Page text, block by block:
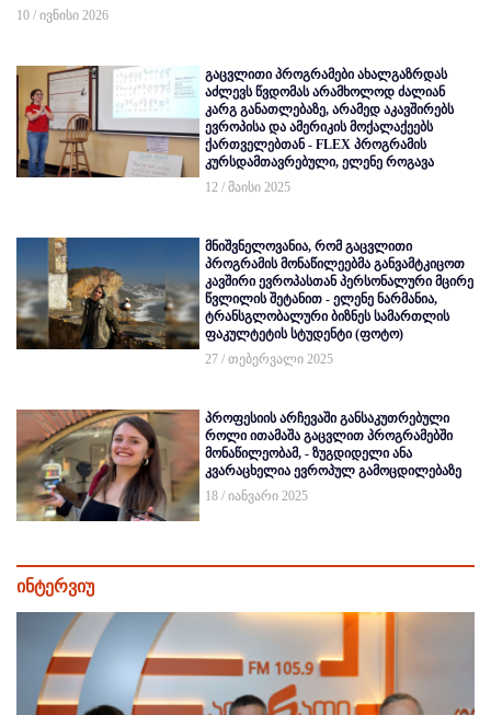
10 / ივნისი 2026
გაცვლითი პროგრამები ახალგაზრდას
აძლევს წვდომას არამხოლოდ ძალიან
კარგ განათლებაზე, არამედ აკავშირებს
ევროპისა და ამერიკის მოქალაქეებს
ქართველებთან - FLEX პროგრამის
კურსდამთავრებული, ელენე როგავა
12 / მაისი 2025
მნიშვნელოვანია, რომ გაცვლითი
პროგრამის მონაწილეებმა განვამტკიცოთ
კავშირი ევროპასთან პერსონალური მცირე
წვლილის შეტანით - ელენე ნარმანია,
ტრანსგლობალური ბიზნეს სამართლის
ფაკულტეტის სტუდენტი (ფოტო)
27 / თებერვალი 2025
პროფესიის არჩევაში განსაკუთრებული
როლი ითამაშა გაცვლით პროგრამებში
მონაწილეობამ, - ზუგდიდელი ანა
კვარაცხელია ევროპულ გამოცდილებაზე
18 / იანვარი 2025
ინტერვიუ